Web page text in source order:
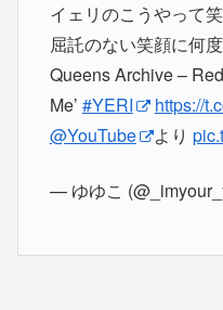
イェリのこうやって
屈託のない笑顔に何
Queens Archive –
Me’ #YERI
https://
@YouTube
より
— ゆゆこ